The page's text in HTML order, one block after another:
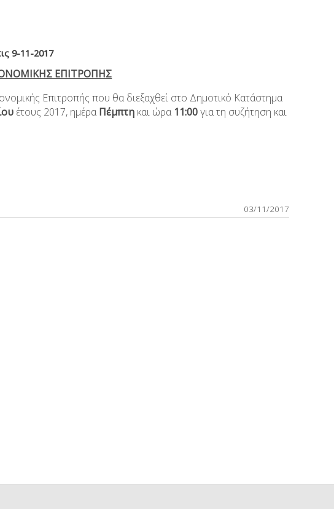
9-11-2017
ΕΠΙΤΡΟΠΗΣ
Επιτροπής που θα διεξαχθεί στο Δημοτικό Κατάστημα
έτους 2017, ημέρα Πέμπτη και ώρα 11:00για τη συζήτηση και
03/11/2017